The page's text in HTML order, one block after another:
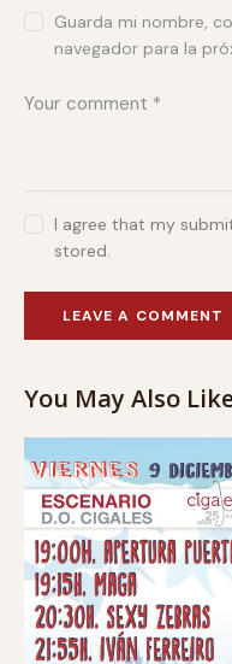
Guarda mi nombre,
navegador para la
I agree that my
stored.
You May Also